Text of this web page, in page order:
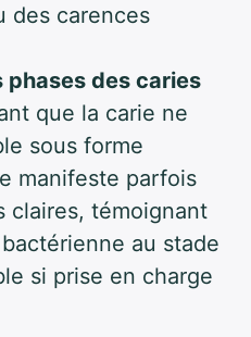
des carences
phases des caries
que la carie ne
sous forme
manifeste parfois
claires, témoignant
au stade
si prise en charge